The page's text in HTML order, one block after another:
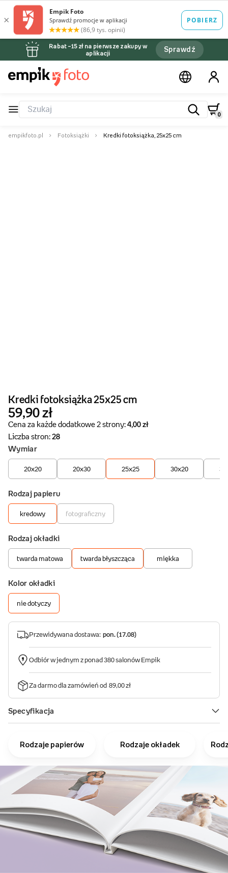
Rabat –15 zł na pierwsze zakupy w
aplikacji
Sprawdź
0
empikfoto.pl Fotoksiążki Kredki fotoksiążka, 25x25 cm
Rodzaje papierów Rodzaje okładek